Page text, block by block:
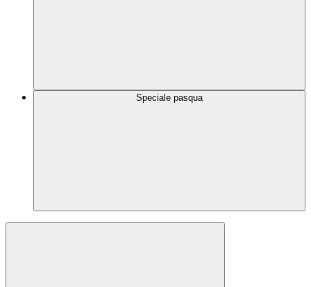
Speciale pasqua